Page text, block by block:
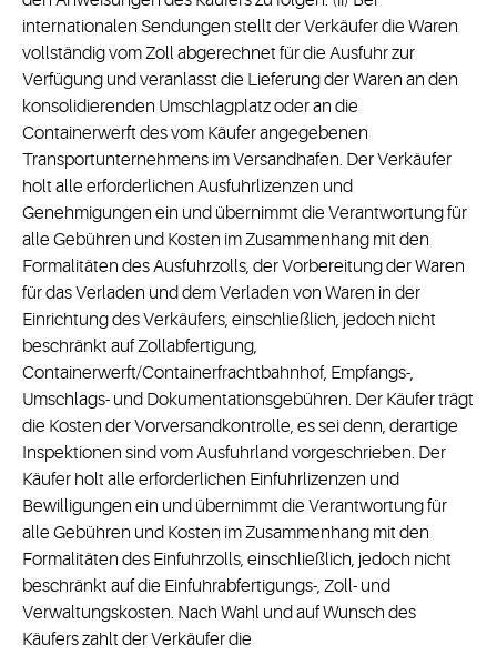
internationalen Sendungen stellt der Verkäufer die Waren
vollständig vom Zoll abgerechnet für die Ausfuhr zur
Verfügung und veranlasst die Lieferung der Waren an den
konsolidierenden Umschlagplatz oder an die
Containerwerft des vom Käufer angegebenen
Transportunternehmens im Versandhafen. Der Verkäufer
holt alle erforderlichen Ausfuhrlizenzen und
Genehmigungen ein und übernimmt die Verantwortung für
alle Gebühren und Kosten im Zusammenhang mit den
Formalitäten des Ausfuhrzolls, der Vorbereitung der Waren
für das Verladen und dem Verladen von Waren in der
Einrichtung des Verkäufers, einschließlich, jedoch nicht
beschränkt auf Zollabfertigung,
Containerwerft/Containerfrachtbahnhof, Empfangs-,
Umschlags- und Dokumentationsgebühren. Der Käufer trägt
die Kosten der Vorversandkontrolle, es sei denn, derartige
Inspektionen sind vom Ausfuhrland vorgeschrieben. Der
Käufer holt alle erforderlichen Einfuhrlizenzen und
Bewilligungen ein und übernimmt die Verantwortung für
alle Gebühren und Kosten im Zusammenhang mit den
Formalitäten des Einfuhrzolls, einschließlich, jedoch nicht
beschränkt auf die Einfuhrabfertigungs-, Zoll- und
Verwaltungskosten. Nach Wahl und auf Wunsch des
Käufers zahlt der Verkäufer die